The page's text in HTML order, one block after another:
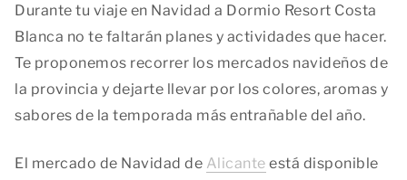
Durante tu viaje en Navidad a Dormio Resort Costa
Blanca no te faltarán planes y actividades que hacer.
Te proponemos recorrer los mercados navideños de
la provincia y dejarte llevar por los colores, aromas y
sabores de la temporada más entrañable del año.
El mercado de Navidad de Alicante está disponible